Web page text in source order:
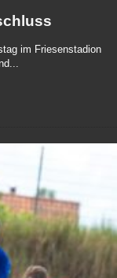
im Friesenstadion